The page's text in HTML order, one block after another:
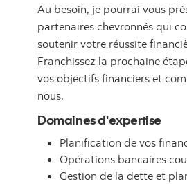
Au besoin, je pourrai vous
partenaires chevronnés qui
soutenir votre réussite
Franchissez la prochaine
vos objectifs financiers et
nous.
Domaines d'expertise
Planification de vos
Opérations bancaires
Gestion de la dette et